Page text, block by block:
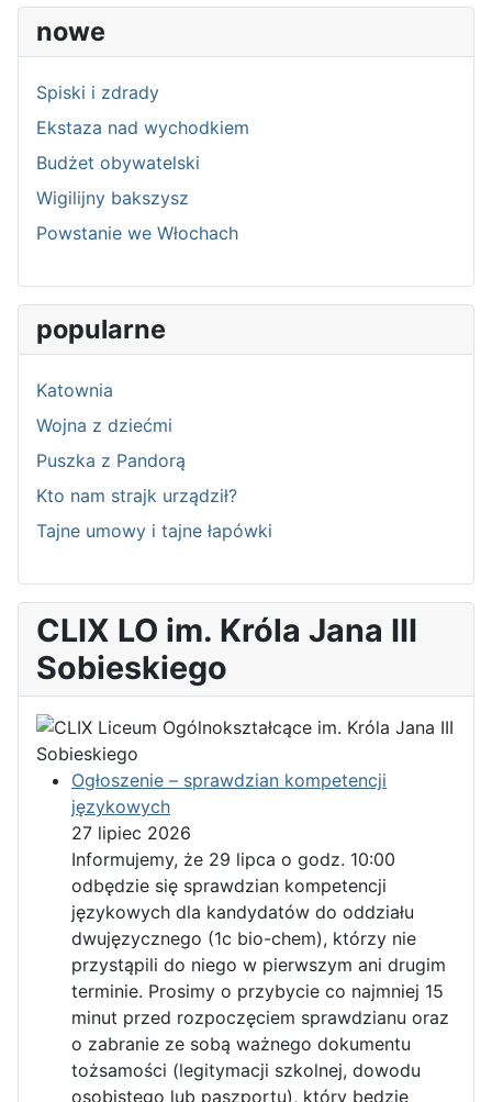
nowe
Spiski i zdrady
Ekstaza nad wychodkiem
Budżet obywatelski
Wigilijny bakszysz
Powstanie we Włochach
popularne
Katownia
Wojna z dziećmi
Puszka z Pandorą
Kto nam strajk urządził?
Tajne umowy i tajne łapówki
CLIX LO im. Króla Jana III
Sobieskiego
Ogłoszenie – sprawdzian kompetencji
językowych
27 lipiec 2026
Informujemy, że 29 lipca o godz. 10:00
odbędzie się sprawdzian kompetencji
językowych dla kandydatów do oddziału
dwujęzycznego (1c bio-chem), którzy nie
przystąpili do niego w pierwszym ani drugim
terminie. Prosimy o przybycie co najmniej 15
minut przed rozpoczęciem sprawdzianu oraz
o zabranie ze sobą ważnego dokumentu
tożsamości (legitymacji szkolnej, dowodu
osobistego lub paszportu), który będzie